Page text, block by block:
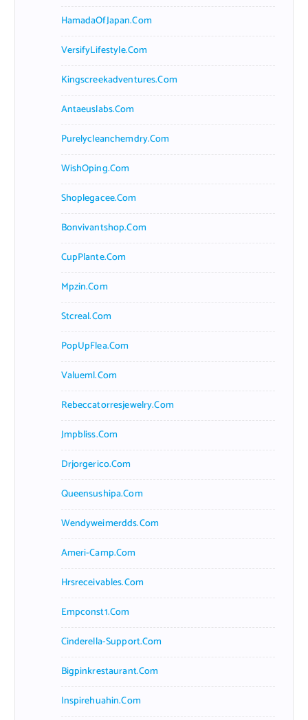
HamadaOfJapan.com
VersifyLifestyle.com
Kingscreekadventures.com
Antaeuslabs.com
Purelycleanchemdry.com
WishOping.com
Shoplegacee.com
Bonvivantshop.com
CupPlante.com
Mpzin.com
Stcreal.com
PopUpFlea.com
Valueml.com
Rebeccatorresjewelry.com
Jmpbliss.com
Drjorgerico.com
Queensushipa.com
Wendyweimerdds.com
Ameri-Camp.com
Hrsreceivables.com
Empconst1.com
Cinderella-Support.com
Bigpinkrestaurant.com
Inspirehuahin.com